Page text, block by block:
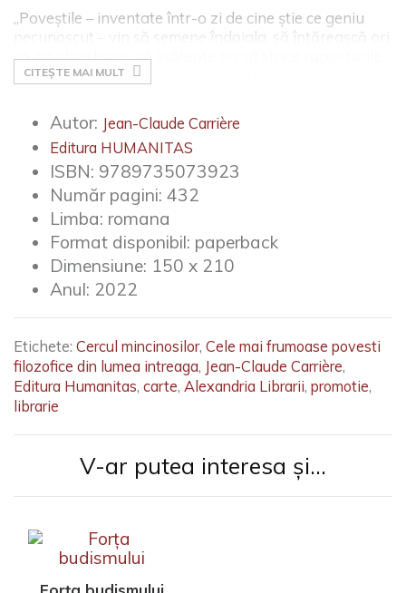
„Poveştile – inventate într-o zi de cine ştie ce geniu
necunoscut – vin să semene îndoiala, să întărească ori
să zguduie legile, să îndrepte ori să strice raporturile
familiale şi sociale, să tulbure politica, să aţâţe ceea ce
traiul nostru paşnic ceva neaşteptat, ciudat, un
grăunte de nelinişte. Ating uşor tot ceea ce frământă
omenirea, precum scânteile unui foc. De aceea mi se
pare că merită numele de «poveşti filozofice».“ —
JEAN-CLAUDE CARRIÈRE
CITEȘTE MAI MULT
Autor: Jean-Claude Carrière
Editura HUMANITAS
ISBN: 9789735073923
Număr pagini: 432
Limba: romana
Format disponibil: paperback
Dimensiune: 150 x 210
Anul: 2022
Etichete: Cercul mincinosilor, Cele mai frumoase povesti
filozofice din lumea intreaga, Jean-Claude Carrière,
Editura Humanitas, carte, Alexandria Librarii, promotie,
librarie
V-ar putea interesa și...